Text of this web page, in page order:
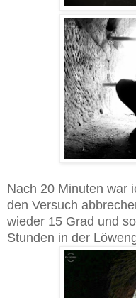
Nach 20 Minuten war
den Versuch
wieder 15 Grad und
Stunden in der